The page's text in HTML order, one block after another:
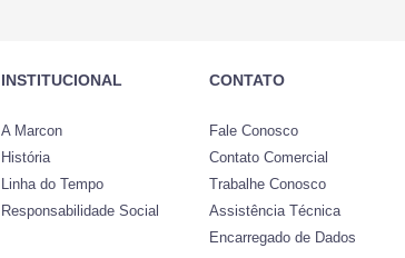
INSTITUCIONAL
A Marcon
História
Linha do Tempo
Responsabilidade Social
CONTATO
Fale Conosco
Contato Comercial
Trabalhe Conosco
Assistência Técnica
Encarregado de Dados